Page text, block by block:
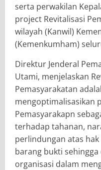
serta perwakilan
project Revitalisasi
wilayah (Kanwil)
(Kemenkumham)
Direktur Jenderal
Utami, menjelaskan
Pemasyarakatan
mengoptimalisasikan
Pemasyarakapn
terhadap tahanan,
perlindungan atas
barang bukti
organisasi dalam